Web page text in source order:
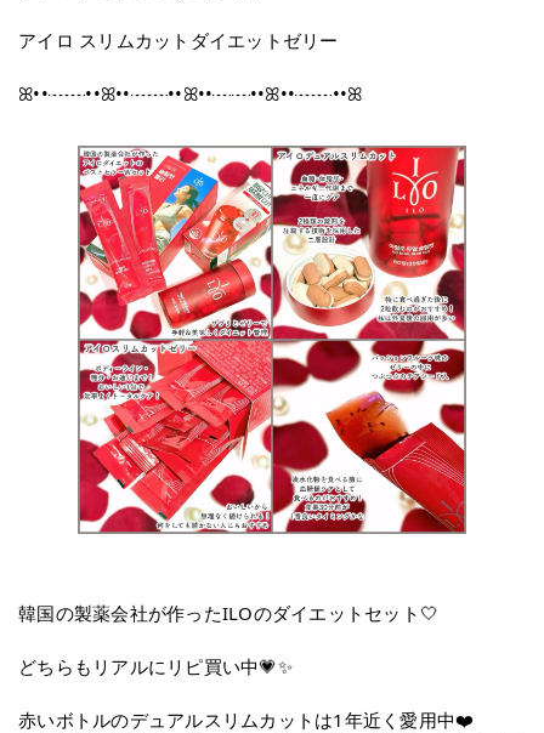
アイロ スリムカットダイエットゼリー
ꕤ••┈┈••ꕤ••┈┈••ꕤ••┈┈••ꕤ••┈┈••ꕤ
韓国の製薬会社が作ったILOのダイエットセット🤍
どちらもリアルにリピ買い中💗✨
赤いボトルのデュアルスリムカットは1年近く愛用中❤️